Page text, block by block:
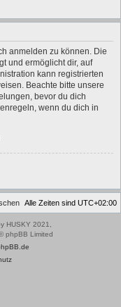
anmelden zu können. Die
und ermöglicht dir, auf
kann registrierten
Beachte bitte unsere
bevor du dich
wenn du dich in
Alle Zeiten sind UTC+02:00
HUSKY 2021,
phpBB Limited